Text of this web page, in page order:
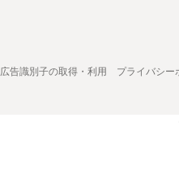
広告識別子の取得・利用 プライバシー